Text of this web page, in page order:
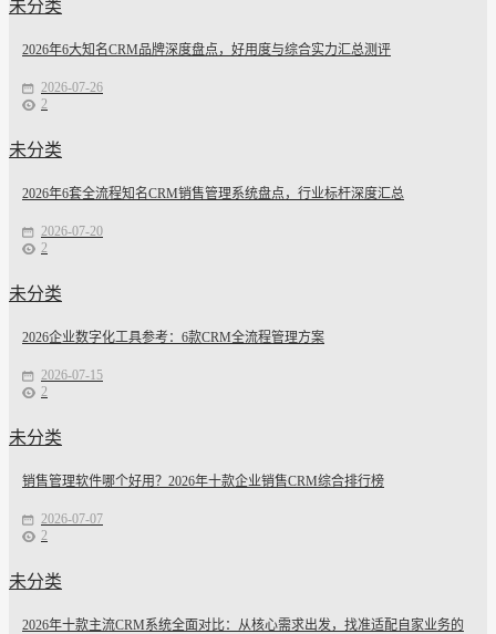
未分类
2026年6大知名CRM品牌深度盘点，好用度与综合实力汇总测评
2026-07-26
2
未分类
2026年6套全流程知名CRM销售管理系统盘点，行业标杆深度汇总
2026-07-20
2
未分类
2026企业数字化工具参考：6款CRM全流程管理方案
2026-07-15
2
未分类
销售管理软件哪个好用？2026年十款企业销售CRM综合排行榜
2026-07-07
2
未分类
2026年十款主流CRM系统全面对比：从核心需求出发，找准适配自家业务的